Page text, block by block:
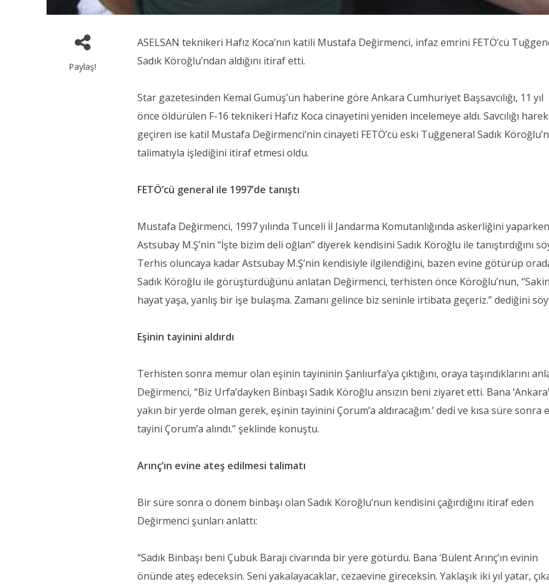
Paylaş!
ASELSAN teknikeri Hafız Koca’nın katili Mustafa Değirmenci, infaz emrini FETÖ’cü
Sadık Köroğlu’ndan aldığını itiraf etti.
Star gazetesinden Kemal Gümüş’ün haberine göre Ankara Cumhuriyet Başsavcılığı, 11 yıl
önce öldürülen F-16 teknikeri Hafız Koca cinayetini yeniden incelemeye aldı. Savcılığı
geçiren ise katil Mustafa Değirmenci’nin cinayeti FETÖ’cü eski Tuğgeneral Sadık
talimatıyla işlediğini itiraf etmesi oldu.
FETÖ’cü general ile 1997’de tanıştı
Mustafa Değirmenci, 1997 yılında Tunceli İl Jandarma Komutanlığında askerliğini yaparken
Astsubay M.Ş’nin “İşte bizim deli oğlan” diyerek kendisini Sadık Köroğlu ile tanıştırdığını
Terhis oluncaya kadar Astsubay M.Ş’nin kendisiyle ilgilendiğini, bazen evine götürüp
Sadık Köroğlu ile görüştürdüğünü anlatan Değirmenci, terhisten önce Köroğlu’nun,
hayat yaşa, yanlış bir işe bulaşma. Zamanı gelince biz seninle irtibata geçeriz.” dediğini
Eşinin tayinini aldırdı
Terhisten sonra memur olan eşinin tayininin Şanlıurfa’ya çıktığını, oraya taşındıklarını
Değirmenci, “Biz Urfa’dayken Binbaşı Sadık Köroğlu ansızın beni ziyaret etti. Bana
yakın bir yerde olman gerek, eşinin tayinini Çorum’a aldıracağım.’ dedi ve kısa süre sonra
tayini Çorum’a alındı.” şeklinde konuştu.
Arınç’ın evine ateş edilmesi talimatı
Bir süre sonra o dönem binbaşı olan Sadık Köroğlu’nun kendisini çağırdığını itiraf eden
Değirmenci şunları anlattı:
“Sadık Binbaşı beni Çubuk Barajı civarında bir yere götürdü. Bana ‘Bülent Arınç’ın evinin
önünde ateş edeceksin. Seni yakalayacaklar, cezaevine gireceksin. Yaklaşık iki yıl yatar,